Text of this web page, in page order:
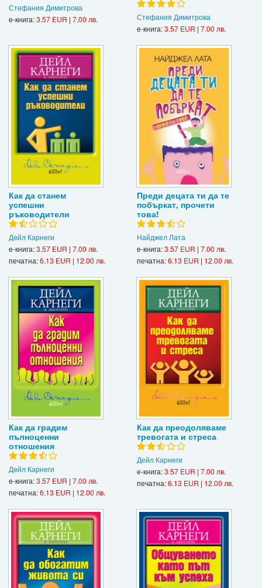
Стефания Димитрова
е-книга:3.57 EUR | 7.00 лв.
Стефания Димитрова
е-книга:3.57 EUR | 7.00 лв.
Как да станем
успешни
ръководители
Дейл Карнеги
е-книга:3.57 EUR | 7.00 лв.
печатна:6.13 EUR | 12.00 лв.
Преди децата ти да те
побъркат, прочети
това!
Найджел Лата
е-книга:3.57 EUR | 7.00 лв.
печатна:6.13 EUR | 12.00 лв.
Как да градим
пълноценни
отношения
Дейл Карнеги
е-книга:3.57 EUR | 7.00 лв.
печатна:6.13 EUR | 12.00 лв.
Как да преодоляваме
тревогата и стреса
Дейл Карнеги
е-книга:3.57 EUR | 7.00 лв.
печатна:6.13 EUR | 12.00 лв.